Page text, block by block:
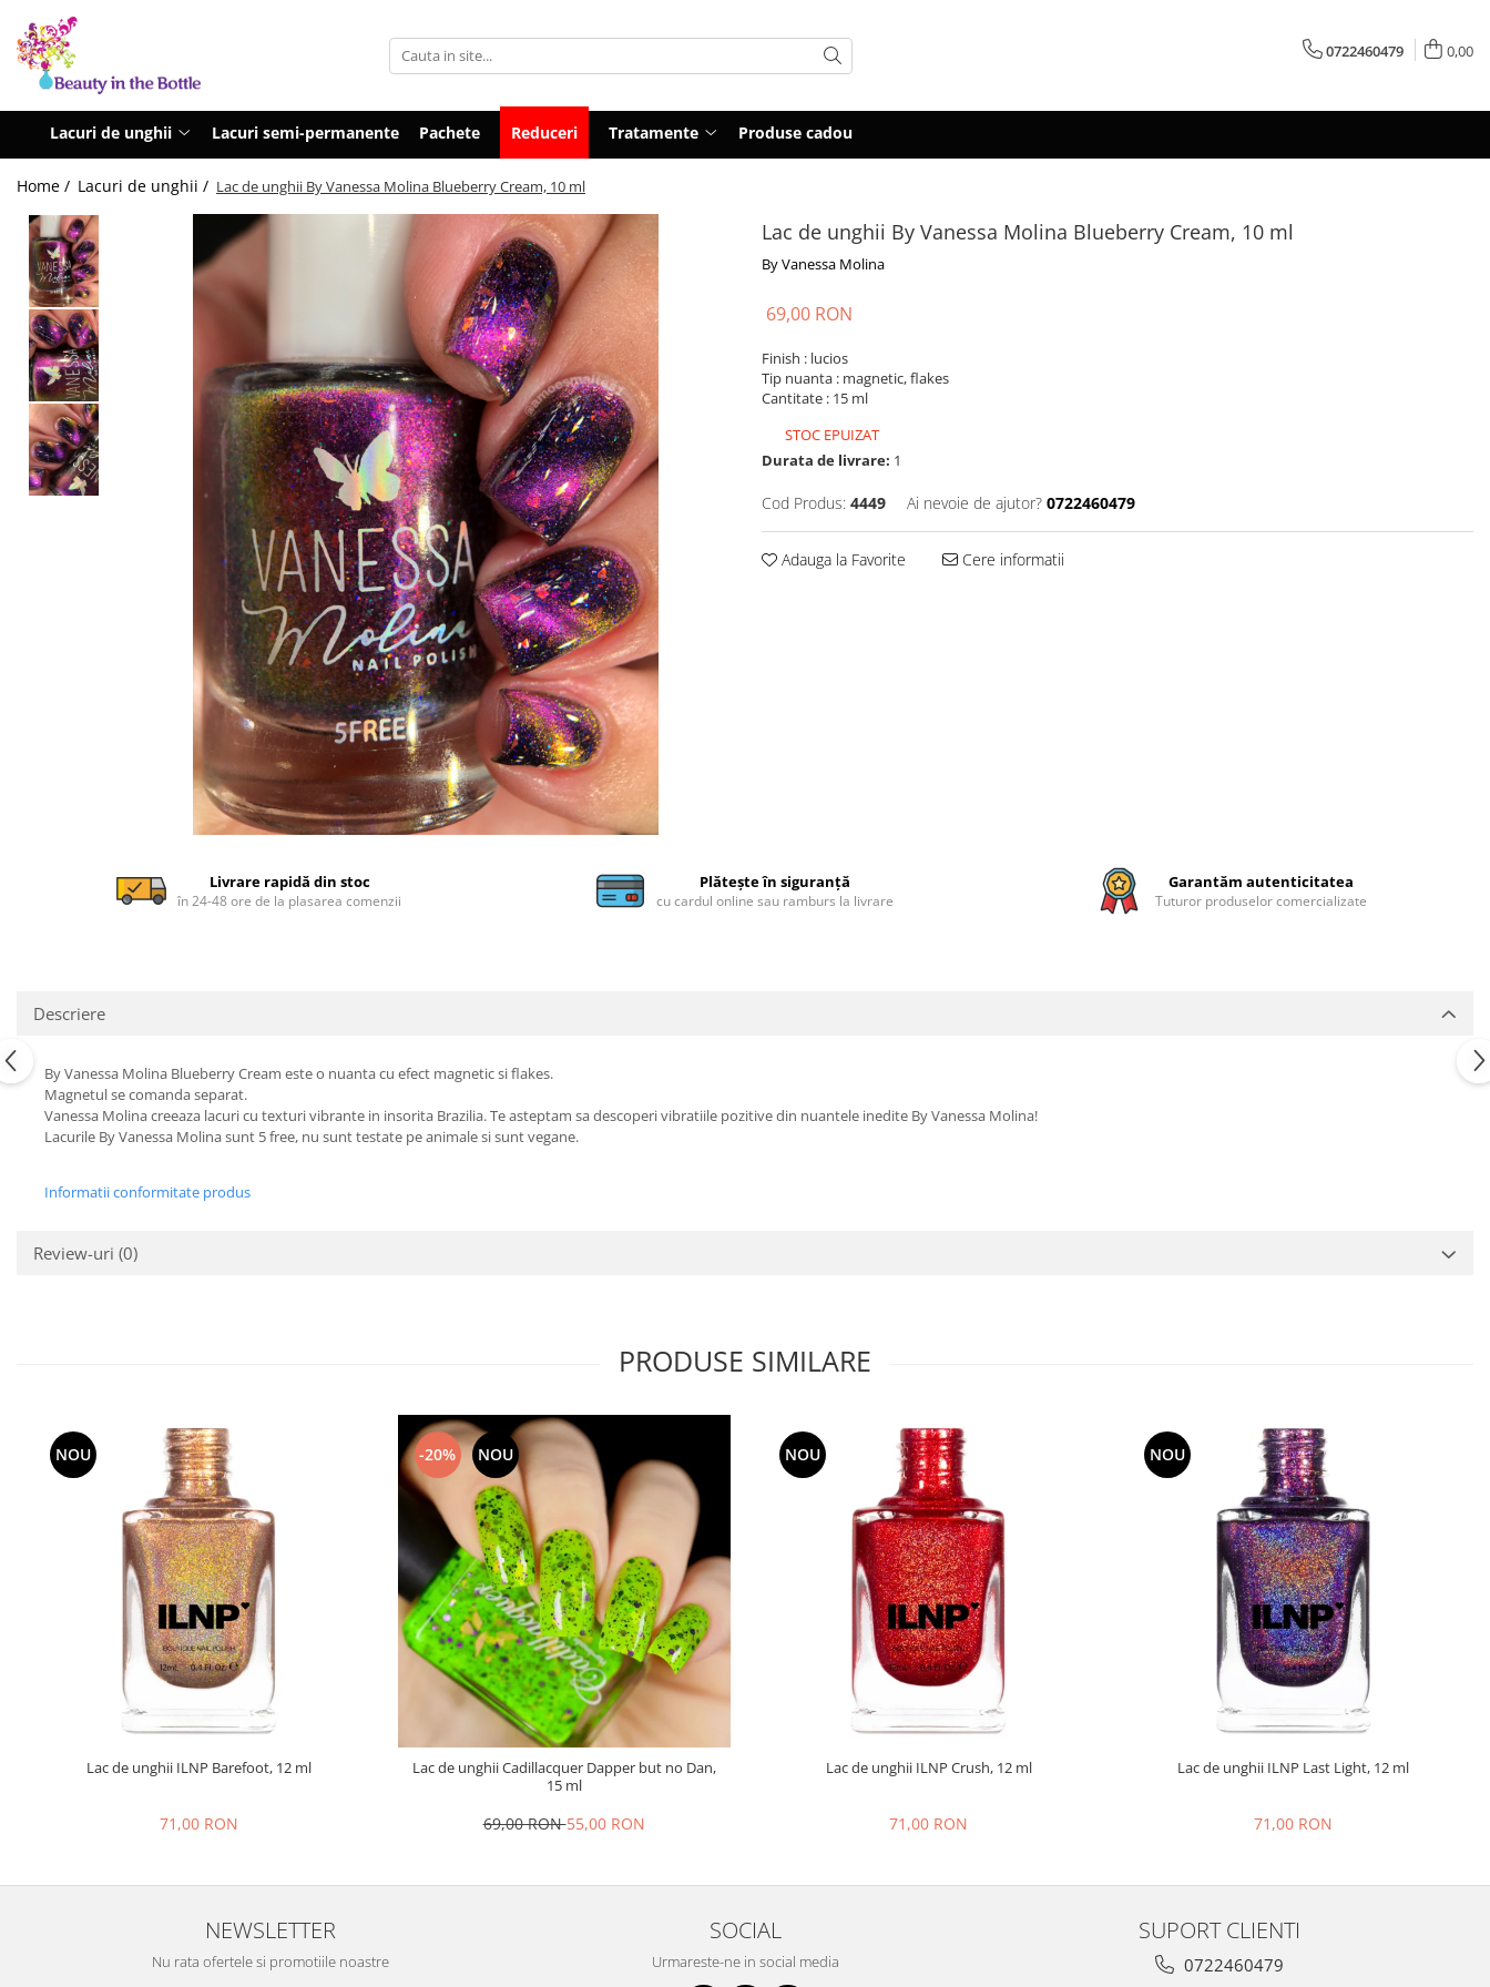
Lacuri de unghii
ILNP
Zoya
A England
MoYou
Cadillacquer
Cirque
Cuticula
Phoenix Indie
Tratamente
Top Coat
Ingrijire
Accesorii
0722460479 0,00
Lacuri de unghii Lacuri semi-permanente Pachete Reduceri Tratamente Produse cadou
Home / Lacuri de unghii / Lac de unghii By Vanessa Molina Blueberry Cream, 10 ml
Lac de unghii By Vanessa Molina Blueberry Cream, 10 ml
By Vanessa Molina
69,00 RON
Finish : lucios
Tip nuanta : magnetic, flakes
Cantitate : 15 ml
STOC EPUIZAT
Durata de livrare: 1
Cod Produs: 4449 Ai nevoie de ajutor? 0722460479
Adauga la Favorite Cere informatii
Livrare rapidă din stoc
în 24-48 ore de la plasarea comenzii
Plătește în siguranță
cu cardul online sau ramburs la livrare
Garantăm autenticitatea
Tuturor produselor comercializate
Descriere
By Vanessa Molina Blueberry Cream este o nuanta cu efect magnetic si flakes.
Magnetul se comanda separat.
Vanessa Molina creeaza lacuri cu texturi vibrante in insorita Brazilia. Te asteptam sa descoperi vibratiile pozitive din nuantele inedite By Vanessa Molina!
Lacurile By Vanessa Molina sunt 5 free, nu sunt testate pe animale si sunt vegane.
Informatii conformitate produs
Review-uri (0)
PRODUSE SIMILARE
NOU
Lac de unghii ILNP Barefoot, 12 ml
71,00 RON
-20% NOU
Lac de unghii Cadillacquer Dapper but no Dan,
15 ml
69,00 RON55,00 RON
NOU
Lac de unghii ILNP Crush, 12 ml
71,00 RON
NOU
Lac de unghii ILNP Last Light, 12 ml
71,00 RON
NEWSLETTER
Nu rata ofertele si promotiile noastre
SOCIAL
Urmareste-ne in social media
SUPORT CLIENTI
0722460479